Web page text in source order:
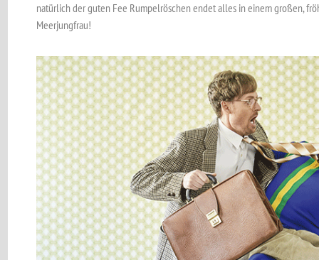
natürlich der guten Fee Rumpelröschen endet alles in einem großen,
Meerjungfrau!